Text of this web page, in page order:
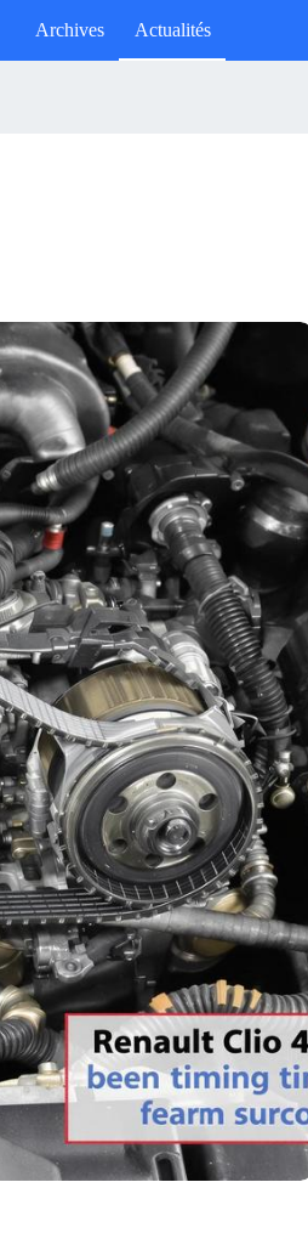
Archives Actualités